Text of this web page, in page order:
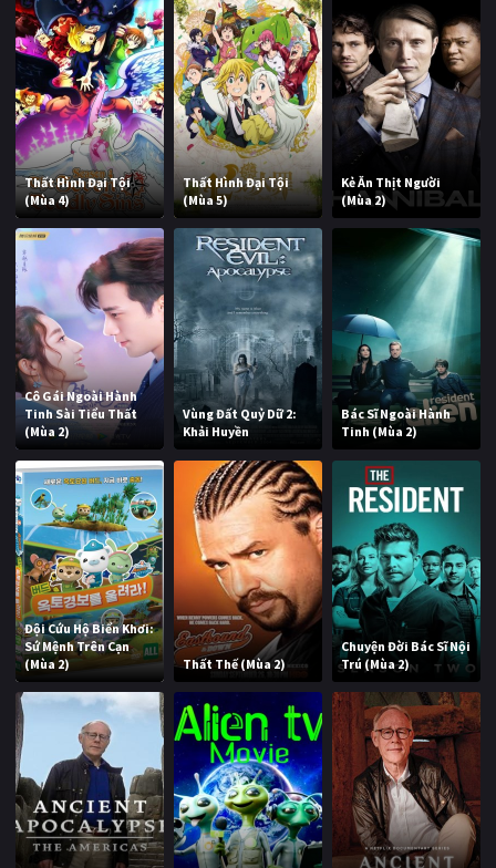
Thất Hình Đại Tội
(Mùa 4)
Thất Hình Đại Tội
(Mùa 5)
Kẻ Ăn Thịt Người
(Mùa 2)
Cô Gái Ngoài Hành
Tinh Sài Tiểu Thất
(Mùa 2)
Vùng Đất Quỷ Dữ 2:
Khải Huyền
Bác Sĩ Ngoài Hành
Tinh (Mùa 2)
Đội Cứu Hộ Biển Khơi:
Sứ Mệnh Trên Cạn
(Mùa 2)
Thất Thế (Mùa 2)
Chuyện Đời Bác Sĩ Nội
Trú (Mùa 2)